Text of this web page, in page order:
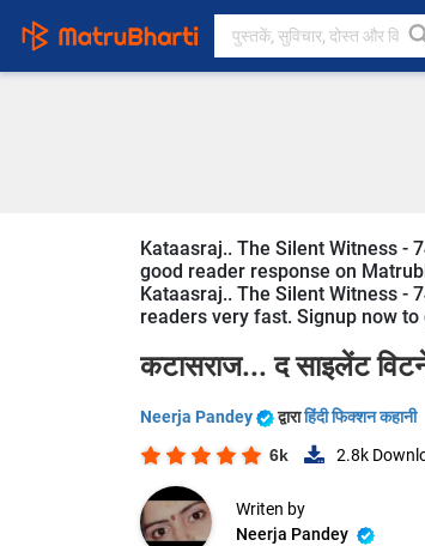
Kataasraj.. The Silent Witness -
good reader response on
Kataasraj.. The Silent Witness -
readers very fast. Signup now
कटासराज... द साइलेंट
Neerja Pandey द्वाराहिंदी फिक्शन कहानी
6k 2.8k
Writen by
Neerja Pandey